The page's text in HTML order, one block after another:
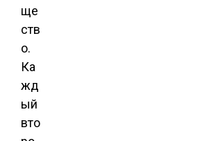
ще
ств
о.
Ка
жд
ый
вто